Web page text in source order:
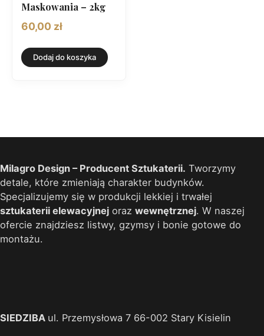
Maskowania – 2kg
60,00 zł
Dodaj do koszyka
Milagro Design – Producent Sztukaterii. Tworzymy
detale, które zmieniają charakter budynków.
Specjalizujemy się w produkcji lekkiej i trwałej
sztukaterii elewacyjnej oraz wewnętrznej. W naszej
ofercie znajdziesz listwy, gzymsy i bonie gotowe do
montażu.
SIEDZIBA ul. Przemysłowa 7 66-002 Stary Kisielin